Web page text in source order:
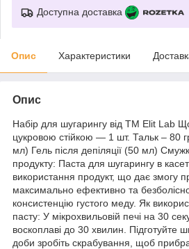
Доступна доставка
Опис Характеристики
Опис
Набір для шугарингу від ТМ Elit Lab
цукровою стійкою — 1 шт. Тальк – 80
мл) Гель після депіляції (50 мл)
продукту: Паста для шугарингу в
використання продукт, що дає змогу
максимально ефективно та
консистенцію густого меду. Як
пасту: У мікрохвильовій печі на 30
воскоплаві до 30 хвилин. Підготуйте
доби зробіть скрабування, щоб